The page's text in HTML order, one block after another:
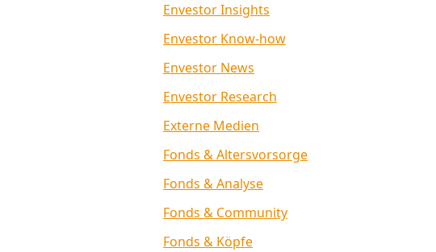
Envestor Insights
Envestor Know-how
Envestor News
Envestor Research
Externe Medien
Fonds & Altersvorsorge
Fonds & Analyse
Fonds & Community
Fonds & Köpfe